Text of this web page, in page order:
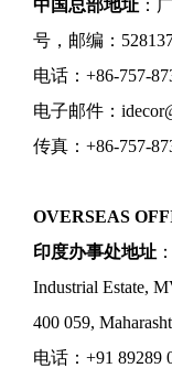
中国总部地址 ：
号，邮编：
电话：+86-757-
电子邮件：
传真：+86-757-
OVERSEAS
印度办事处地址
Industrial Estate,
400 059,
电话：+91 89289